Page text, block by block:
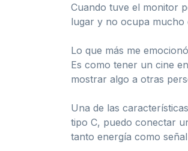
Cuando tuve el monitor
lugar y no ocupa mucho
Lo que más me
Es como tener un cine
mostrar algo a otras
Una de las
tipo C, puedo conectar
tanto energía como